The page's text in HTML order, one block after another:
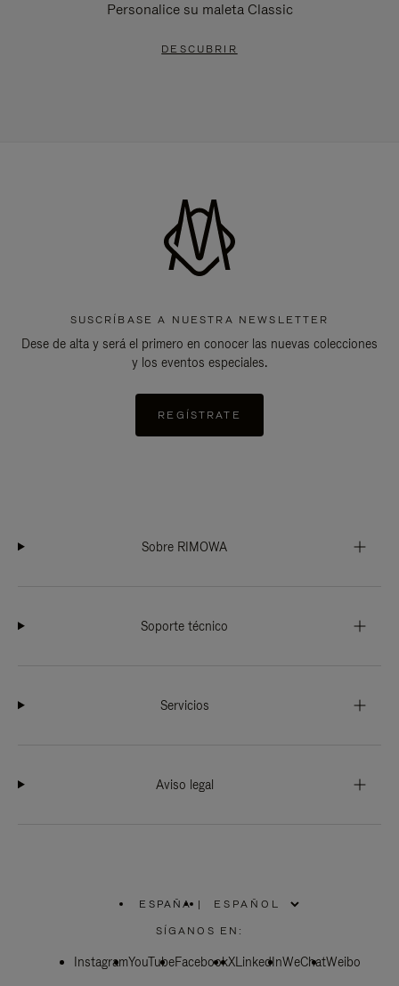
Personalice su maleta Classic
DESCUBRIR
SUSCRÍBASE A NUESTRA NEWSLETTER
Dese de alta y será el primero en conocer las nuevas colecciones
y los eventos especiales.
REGÍSTRATE
Sobre RIMOWA
Soporte técnico
Servicios
Aviso legal
ESPAÑA
ELIGE
LA
|
SÍGANOS EN:
InstagramYouTubeFacebookXLinkedInWeChatWeibo